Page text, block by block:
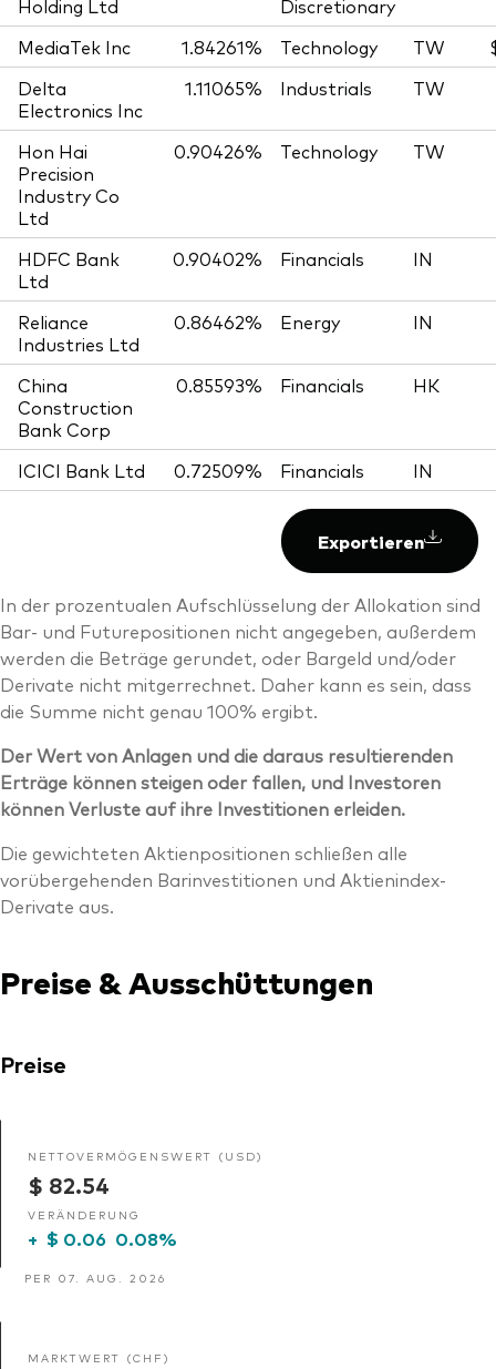
Holding Ltd
Discretionary
MediaTek Inc
1.84261% Technology TW
Delta
Electronics Inc
1.11065% Industrials TW
Hon Hai
Precision
Industry Co
Ltd
0.90426% Technology TW
HDFC Bank
Ltd
0.90402% Financials IN
Reliance
Industries Ltd
0.86462% Energy IN
China
Construction
Bank Corp
0.85593% Financials HK
ICICI Bank Ltd 0.72509% Financials IN
Exportieren
In der prozentualen Aufschlüsselung der Allokation sind
Bar- und Futurepositionen nicht angegeben, außerdem
werden die Beträge gerundet, oder Bargeld und/oder
Derivate nicht mitgerrechnet. Daher kann es sein, dass
die Summe nicht genau 100% ergibt.
Der Wert von Anlagen und die daraus resultierenden
Erträge können steigen oder fallen, und Investoren
können Verluste auf ihre Investitionen erleiden.
Die gewichteten Aktienpositionen schließen alle
vorübergehenden Barinvestitionen und Aktienindex-
Derivate aus.
Preise & Ausschüttungen
Preise
NETTOVERMÖGENSWERT (USD)
$ 82.54
VERÄNDERUNG
+ $ 0.06 0.08%
PER 07. AUG. 2026
MARKTWERT (CHF)